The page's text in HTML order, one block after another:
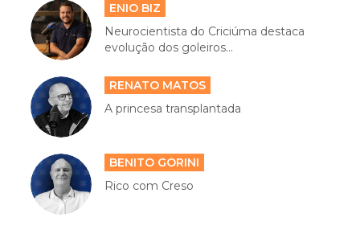
ENIO BIZ
Neurocientista do Criciúma destaca
evolução dos goleiros...
RENATO MATOS
A princesa transplantada
BENITO GORINI
Rico com Creso